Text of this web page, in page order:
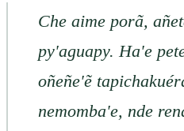
Che aime porã,
py'aguapy. Ha'e
oñeñe'ẽ
nemomba'e, nde